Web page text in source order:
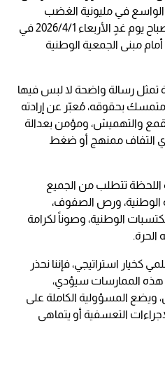
في مليونية الغضب
والكرامة الساعة العاشرة من صباح يوم غدٍ الأربعاء 2026/4/1 في
مبنى الجمعية الوطنية
تمثل رسالة واضحة لا لبس فيها
بحقوقه، مُعبّر عن إرادته
والتهميش، ومؤمن بعدالة
أي التفاف ممنهج أو ضغط
اللحظة تتطلب من الجميع
الوطنية، ورص الصفوف،
الوطنية، وصوناً لكرامة
الحرة.
كخيار استراتيجي، فإننا نحذر
هذه الممارسات سيؤدي،
ويضع المسؤولية الكاملة على
التعسفية أو يتماهى